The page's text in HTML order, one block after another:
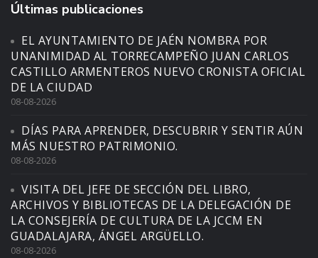
Últimas publicaciones
EL AYUNTAMIENTO DE JAÉN NOMBRA POR
UNANIMIDAD AL TORRECAMPEÑO JUAN CARLOS
CASTILLO ARMENTEROS NUEVO CRONISTA OFICIAL
DE LA CIUDAD
08-08-2026
DÍAS PARA APRENDER, DESCUBRIR Y SENTIR AÚN
MÁS NUESTRO PATRIMONIO.
08-08-2026
VISITA DEL JEFE DE SECCIÓN DEL LIBRO,
ARCHIVOS Y BIBLIOTECAS DE LA DELEGACIÓN DE
LA CONSEJERÍA DE CULTURA DE LA JCCM EN
GUADALAJARA, ÁNGEL ARGÜELLO.
08-08-2026